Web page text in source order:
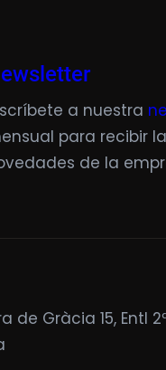
a nuestra
para recibir
de la
de Gràcia 15, Entl